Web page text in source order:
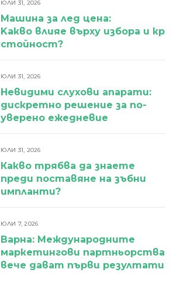
ЮЛИ 31, 2026
Машина за лед цена:
Kакво влияе върху избора и
стойност?
ЮЛИ 31, 2026
Невидими слухови апарати:
дискретно решение за по-
уверено ежедневие
ЮЛИ 31, 2026
Какво трябва да знаете
преди поставяне на зъбни
импланти?
ЮЛИ 7, 2026
Варна: Международните
маркетингови партньорства
вече дават първи резултати